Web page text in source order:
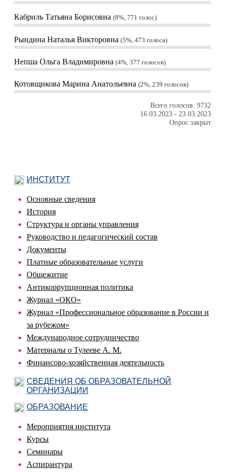
Кабриль Татьяна Борисовна 8%, 771 голос
Рындина Наталья Викторовна 5%, 473 голоса
Непша Ольга Владимировна 4%, 377 голосов
Котовщикова Марина Анатольевна 2%, 239 голосов
Всего голосов: 9732
16.03.2023 - 23.03.2023
Опрос закрыт
ИНСТИТУТ
Основные сведения
История
Структура и органы управления
Руководство и педагогический состав
Документы
Платные образовательные услуги
Общежитие
Антикоррупционная политика
Журнал «ОКО»
Журнал «Профессиональное образование в России и
за рубежом»
Международное сотрудничество
Материалы о Тулееве А. М.
Финансово-хозяйственная деятельность
СВЕДЕНИЯ ОБ ОБРАЗОВАТЕЛЬНОЙ
ОРГАНИЗАЦИИ
ОБРАЗОВАНИЕ
Мероприятия института
Курсы
Семинары
Аспирантура